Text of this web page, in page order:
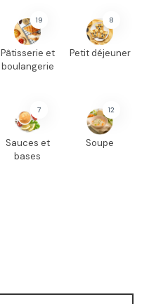
19
Pâtisserie et
boulangerie
8
Petit déjeuner
7
Sauces et
bases
12
Soupe